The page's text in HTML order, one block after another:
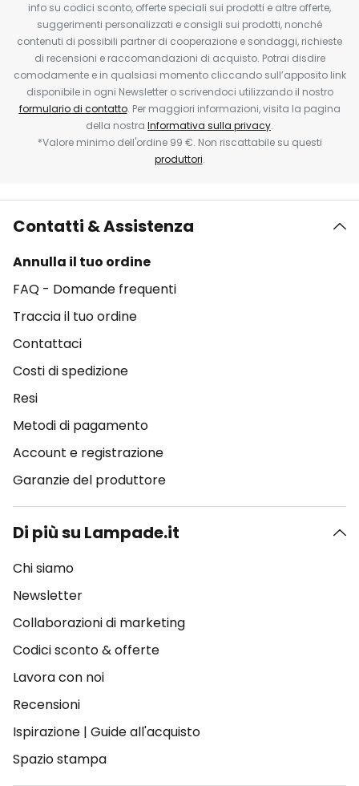
info su codici sconto, offerte speciali sui prodotti e altre offerte,
suggerimenti personalizzati e consigli sui prodotti, nonché
contenuti di possibili partner di cooperazione e sondaggi, richieste
di recensioni e raccomandazioni di acquisto. Potrai disdire
comodamente e in qualsiasi momento cliccando sull’apposito link
disponibile in ogni Newsletter o scrivendoci utilizzando il nostro
formulario di contatto. Per maggiori informazioni, visita la pagina
della nostra Informativa sulla privacy.
*Valore minimo dell'ordine 99 €. Non riscattabile su questi
produttori.
Contatti & Assistenza
Annulla il tuo ordine
FAQ - Domande frequenti
Traccia il tuo ordine
Contattaci
Costi di spedizione
Resi
Metodi di pagamento
Account e registrazione
Garanzie del produttore
Di più su Lampade.it
Chi siamo
Newsletter
Collaborazioni di marketing
Codici sconto & offerte
Lavora con noi
Recensioni
Ispirazione | Guide all'acquisto
Spazio stampa